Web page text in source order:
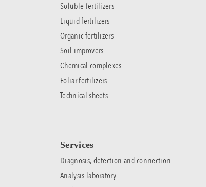
Soluble fertilizers
Liquid fertilizers
Organic fertilizers
Soil improvers
Chemical complexes
Foliar fertilizers
Technical sheets
Services
Diagnosis, detection and connection
Analysis laboratory